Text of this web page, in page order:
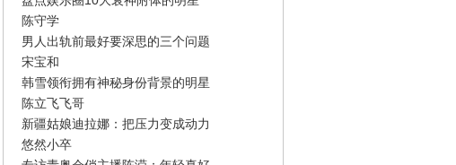
陈守学
男人出轨前最好要深思的三个问题
宋宝和
韩雪领衔拥有神秘身份背景的明星
陈立飞飞哥
新疆姑娘迪拉娜：把压力变成动力
悠然小卒